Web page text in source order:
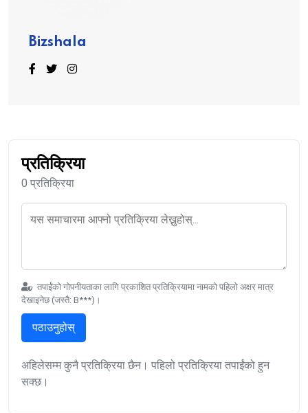
Bizshala
प्रतिक्रिया
0 प्रतिक्रिया
तपाईंको गोपनीयताका लागि प्रकाशित प्रतिक्रियामा नामको पहिलो अक्षर मात्र
देखाइनेछ (जस्तै: B***)।
पठाउनुहोस्
अहिलेसम्म कुनै प्रतिक्रिया छैन। पहिलो प्रतिक्रिया तपाईंको हुन
सक्छ।